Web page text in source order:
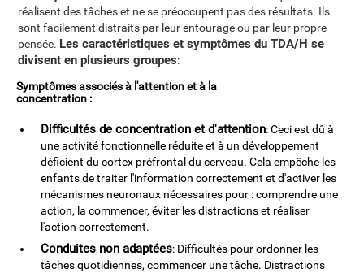
réalisent des tâches et ne se préoccupent pas des résultats. Ils
sont facilement distraits par leur entourage ou par leur propre
pensée. Les caractéristiques et symptômes du TDA/H se
divisent en plusieurs groupes:
Symptômes associés à l'attention et à la
concentration :
Difficultés de concentration et d'attention: Ceci est dû à
une activité fonctionnelle réduite et à un développement
déficient du cortex préfrontal du cerveau. Cela empêche les
enfants de traiter l'information correctement et d'activer les
mécanismes neuronaux nécessaires pour : comprendre une
action, la commencer, éviter les distractions et réaliser
l'action correctement.
Conduites non adaptées: Difficultés pour ordonner les
tâches quotidiennes, commencer une tâche. Distractions